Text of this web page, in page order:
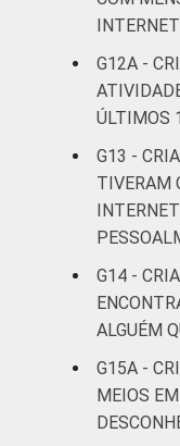
CLASSE
SOCIAL
Fonte:
Pesquisa
Crianças
G12A -
ÚLTIMOS
G13 -
TIVERAM
G14 -
ALGUÉM
G15A -
MEIOS